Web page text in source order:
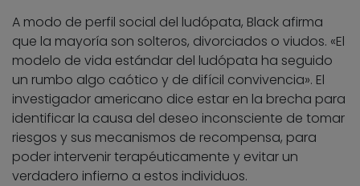
A modo de perfil social del ludópata, Black afirma
que la mayoría son solteros, divorciados o viudos. «El
modelo de vida estándar del ludópata ha seguido
un rumbo algo caótico y de difícil convivencia». El
investigador americano dice estar en la brecha para
identificar la causa del deseo inconsciente de tomar
riesgos y sus mecanismos de recompensa, para
poder intervenir terapéuticamente y evitar un
verdadero infierno a estos individuos.